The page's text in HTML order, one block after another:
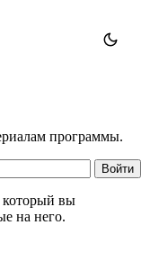
программы.
Войти
который вы
на него.